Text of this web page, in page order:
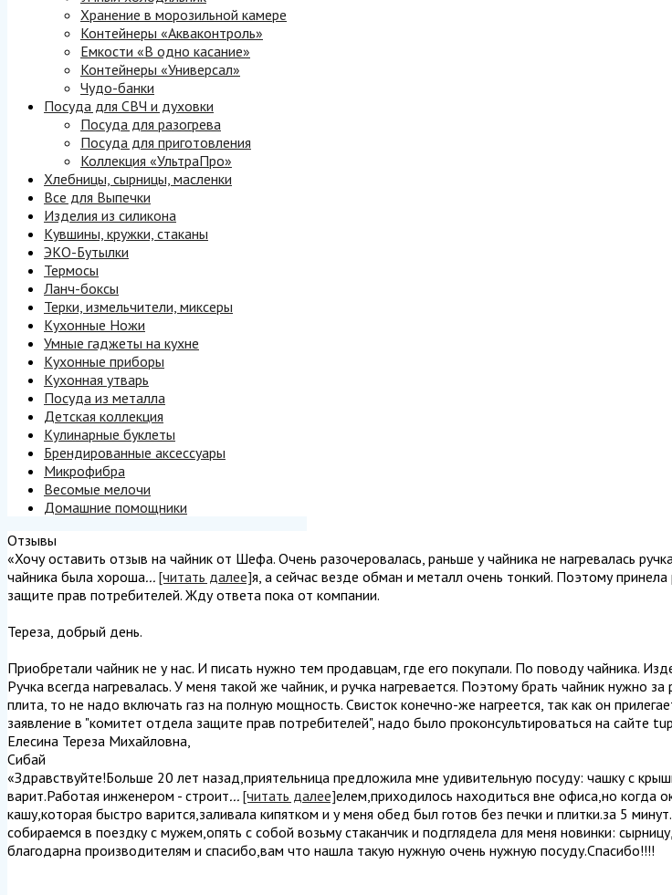
Хранение в морозильной камере
Контейнеры «Акваконтроль»
Емкости «В одно касание»
Контейнеры «Универсал»
Чудо-банки
Посуда для СВЧ и духовки
Посуда для разогрева
Посуда для приготовления
Коллекция «УльтраПро»
Хлебницы, сырницы, масленки
Все для Выпечки
Изделия из силикона
Кувшины, кружки, стаканы
ЭКО-Бутылки
Термосы
Ланч-боксы
Терки, измельчители, миксеры
Кухонные Ножи
Умные гаджеты на кухне
Кухонные приборы
Кухонная утварь
Посуда из металла
Детская коллекция
Кулинарные буклеты
Брендированные аксессуары
Микрофибра
Весомые мелочи
Домашние помощники
Отзывы
«Хочу оставить отзыв на чайник от Шефа. Очень разочеровалась, раньше у чайника не нагревалась
чайника была хороша... [читать далее]я, а сейчас везде обман и металл очень тонкий. Поэтому
защите прав потребителей. Жду ответа пока от компании.
Тереза, добрый день.
Приобретали чайник не у нас. И писать нужно тем продавцам, где его покупали. По поводу чайника.
Ручка всегда нагревалась. У меня такой же чайник, и ручка нагревается. Поэтому брать чайник нужно
плита, то не надо включать газ на полную мощность. Свисток конечно-же нагреется, так как он
заявление в "комитет отдела защите прав потребителей", надо было проконсультироваться на сайте
Елесина Тереза Михайловна,
Сибай
«Здравствуйте!Больше 20 лет назад,приятельница предложила мне удивительную посуду: чашку с
варит.Работая инженером - строит... [читать далее]елем,приходилось находиться вне офиса,но когда
кашу,которая быстро варится,заливала кипятком и у меня обед был готов без печки и плитки.за 5
собираемся в поездку с мужем,опять с собой возьму стаканчик и подглядела для меня новинки:
благодарна производителям и спасибо,вам что нашла такую нужную очень нужную посуду.Спасибо!!!!